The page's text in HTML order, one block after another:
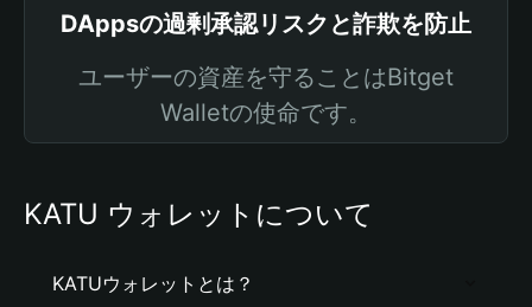
DAppsの過剰承認リスクと詐欺を防止
ユーザーの資産を守ることはBitget
Walletの使命です。
KATU ウォレットについて
KATUウォレットとは？